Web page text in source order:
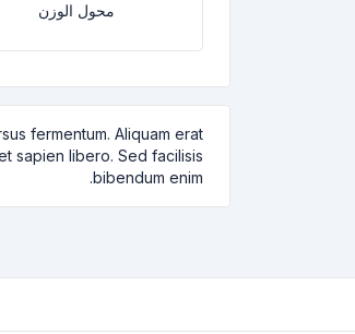
محول الوزن
fermentum. Aliquam erat
sapien libero. Sed facilisis
bibendum enim.